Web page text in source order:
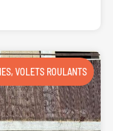
,VOLETS ROULANTS